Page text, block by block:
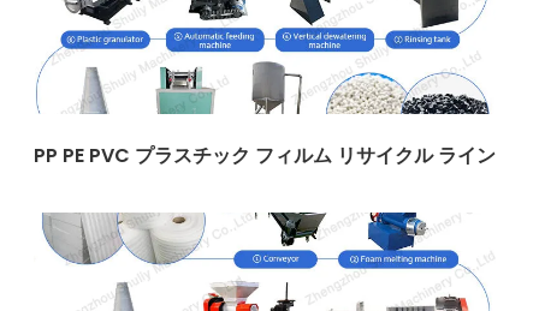
PP PE PVC プラスチック フィルム リサイクル ライン